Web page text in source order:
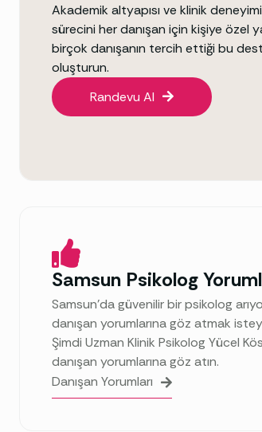
Akademik altyapısı ve klinik
sürecini her danışan için kişiye özel
birçok danışanın tercih ettiği bu
oluşturun.
Randevu Al
Samsun Psikolog
Samsun’da güvenilir bir psikolog
danışan yorumlarına göz atmak
Şimdi Uzman Klinik Psikolog Yücel
danışan yorumlarına göz atın.
Danışan Yorumları